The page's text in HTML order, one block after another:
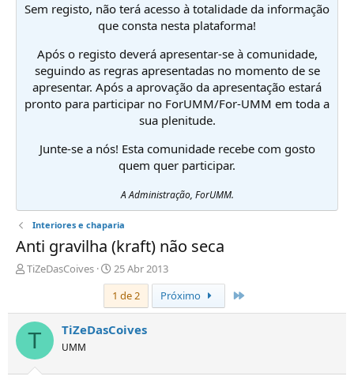
Sem registo, não terá acesso à totalidade da informação
que consta nesta plataforma!
Após o registo deverá apresentar-se à comunidade,
seguindo as regras apresentadas no momento de se
apresentar. Após a aprovação da apresentação estará
pronto para participar no ForUMM/For-UMM em toda a
sua plenitude.
Junte-se a nós! Esta comunidade recebe com gosto
quem quer participar.
A Administração, ForUMM.
Interiores e chaparia
Anti gravilha (kraft) não seca
I
c
i
a
TiZeDasCoives
D
a
t
a
d
e
25 Abr 2013
1 de 2
Próximo
T TiZeDasCoives
UMM